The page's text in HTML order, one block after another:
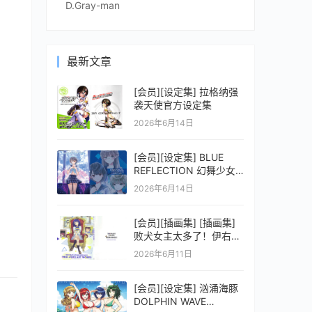
D.Gray-man
最新文章
[会员][设定集] 拉格纳强
袭天使官方设定集
2026年6月14日
[会员][设定集] BLUE
REFLECTION 幻舞少女
之剑公式ビジュアルコレ
2026年6月14日
[会员][插画集] [插画集]
败犬女主太多了！伊右群
ARTWORKS
2026年6月11日
[会员][设定集] 汹涌海豚
DOLPHIN WAVE